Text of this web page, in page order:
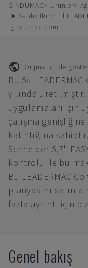
GINDUMAC Ürünler
➤ Satılık İkinci El
gindumac.com
Orijinal dilde göster
Bu 5s
yılında
uygulamaları için
çalışma
kalınlığına
Schneider 5,7"
kontrolü ile bu
Bu LEADERMAC
planyasını satın
fazla ayrıntı için
Genel bakış